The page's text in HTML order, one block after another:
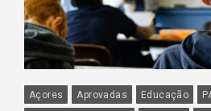
Açores Aprovadas Educação